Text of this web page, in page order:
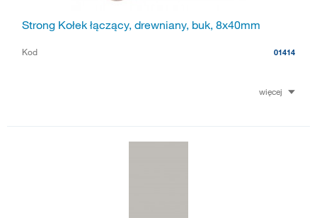
Strong Kołek łączący, drewniany, buk, 8x40mm
Kod 01414
więcej